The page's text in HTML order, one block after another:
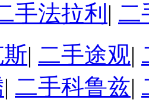
手法拉利 | 二
| 二手途观|
| 二手科鲁兹|